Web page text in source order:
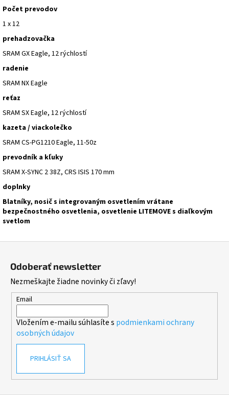
Počet prevodov
1 x 12
prehadzovačka
SRAM GX Eagle, 12 rýchlostí
radenie
SRAM NX Eagle
reťaz
SRAM SX Eagle, 12 rýchlostí
kazeta / viackolečko
SRAM CS-PG1210 Eagle, 11-50z
prevodník a kľuky
SRAM X-SYNC 2 38Z, CRS ISIS 170 mm
doplnky
Blatníky, nosič s integrovaným osvetlením vrátane
bezpečnostného osvetlenia, osvetlenie LITEMOVE s diaľkovým
svetlom
Odoberať newsletter
Nezmeškajte žiadne novinky či zľavy!
Email
Vložením e-mailu súhlasíte s podmienkami ochrany
osobných údajov
PRIHLÁSIŤ SA